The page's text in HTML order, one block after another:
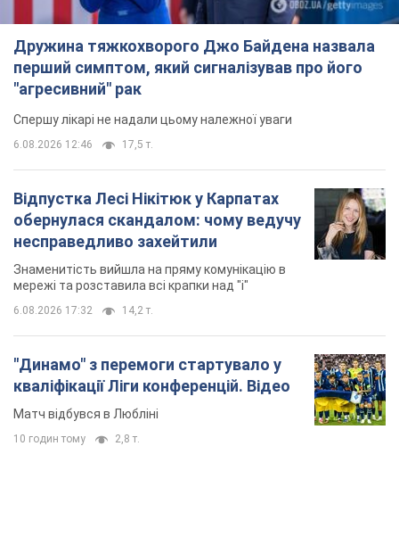
Дружина тяжкохворого Джо Байдена назвала
перший симптом, який сигналізував про його
"агресивний" рак
Спершу лікарі не надали цьому належної уваги
6.08.2026 12:46 17,5 т.
Відпустка Лесі Нікітюк у Карпатах
обернулася скандалом: чому ведучу
несправедливо захейтили
Знаменитість вийшла на пряму комунікацію в
мережі та розставила всі крапки над "і"
6.08.2026 17:32 14,2 т.
"Динамо" з перемоги стартувало у
кваліфікації Ліги конференцій. Відео
Матч відбувся в Любліні
10 годин тому 2,8 т.